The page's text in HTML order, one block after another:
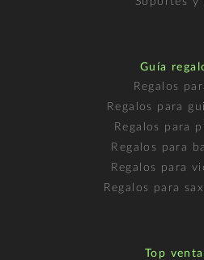
Guía
Regalos
Regalos para
Regalos para
Regalos para
Regalos para
Regalos para
Top